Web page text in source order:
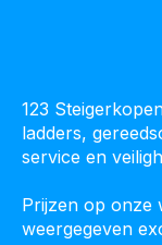
123
ladders,
service en
Prijzen op onze
weergegeven